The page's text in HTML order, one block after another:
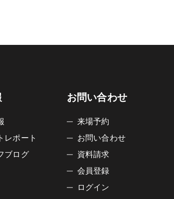
レポート
ブログ
お問い合わせ
来場予約
お問い合わせ
資料請求
会員登録
ログイン